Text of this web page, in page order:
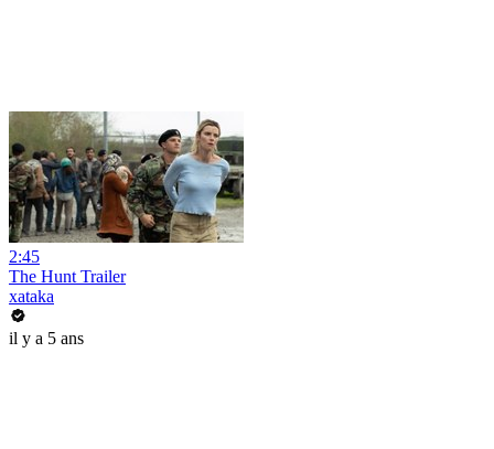
2:45
The Hunt Trailer
xataka
il y a 5 ans